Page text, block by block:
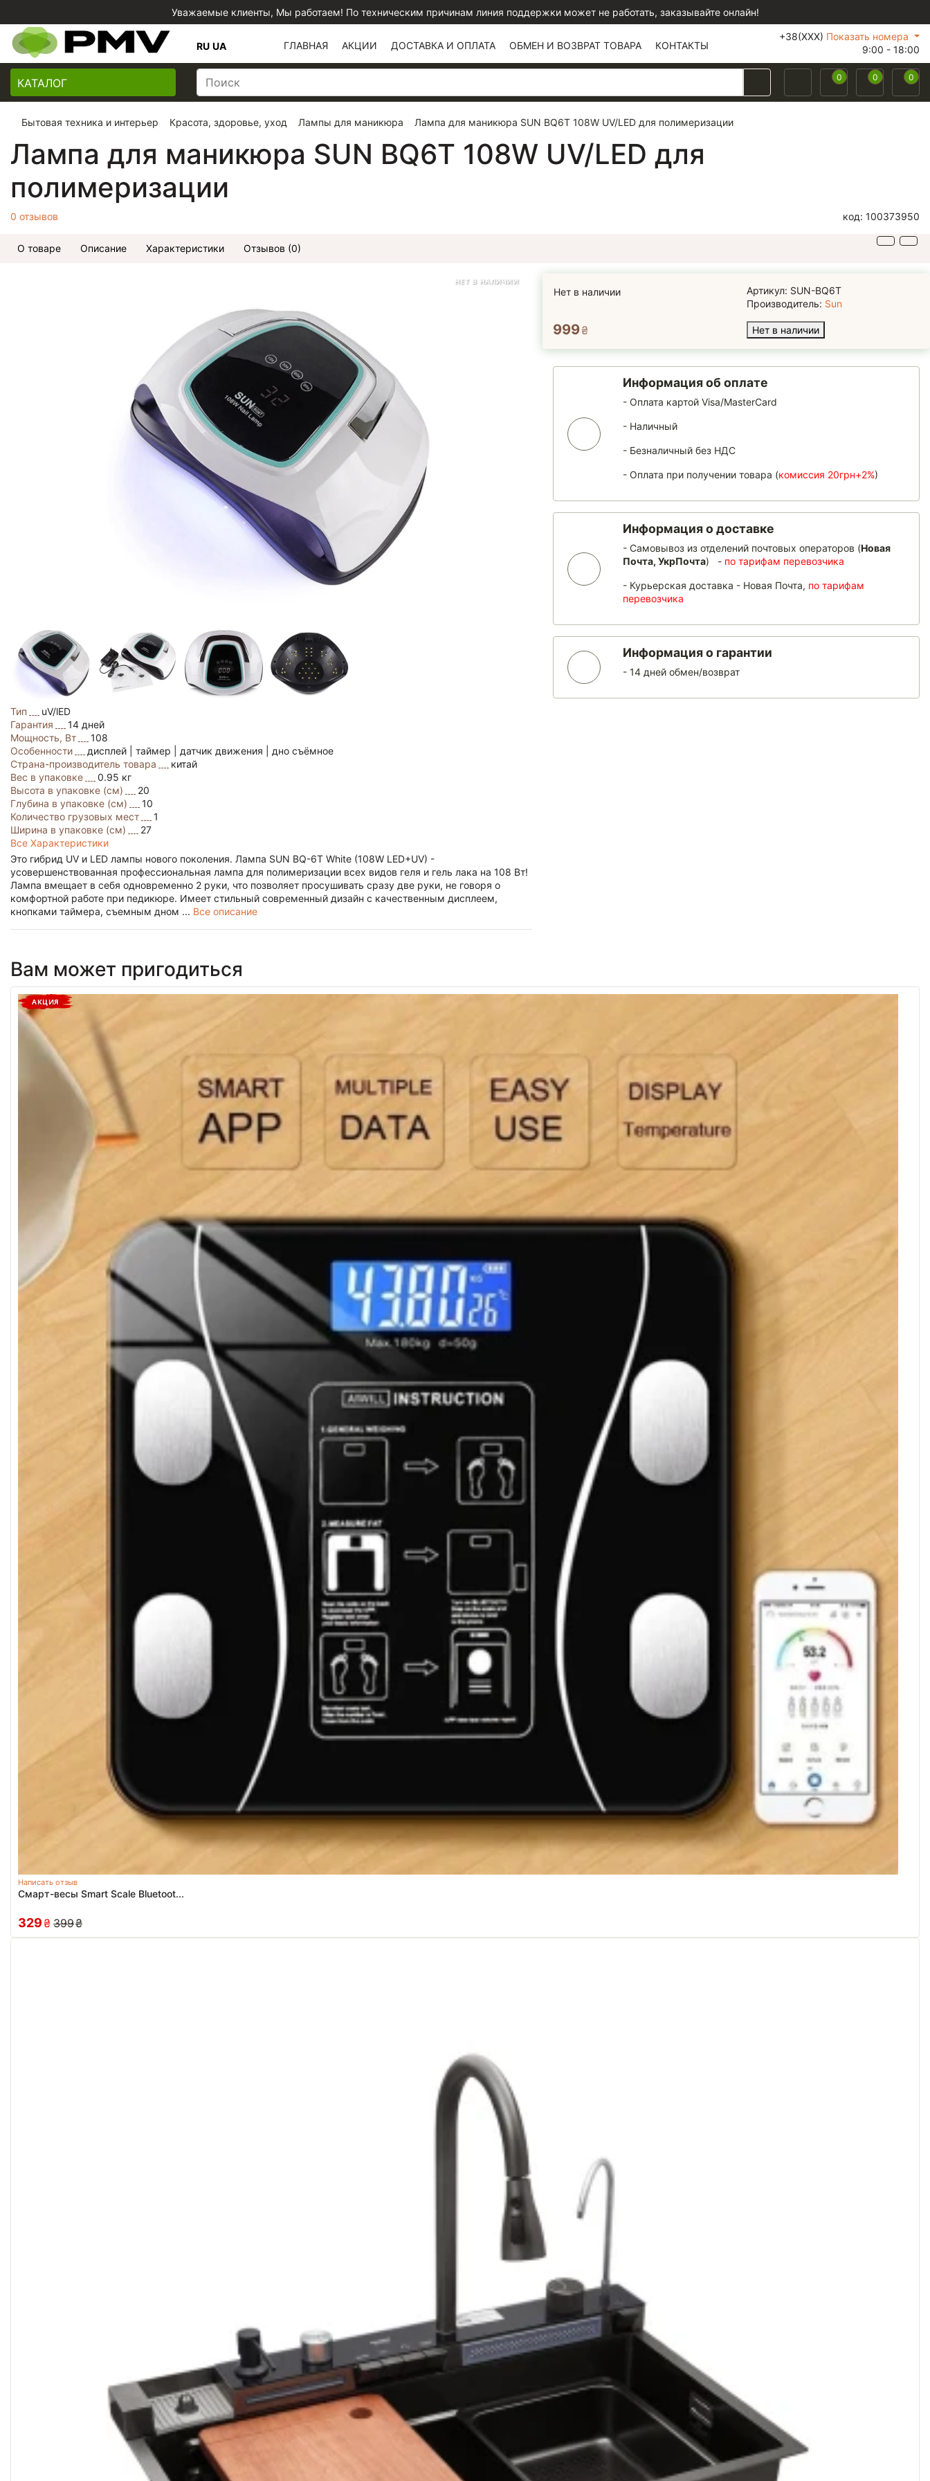
Уважаемые клиенты, Мы работаем! По техническим причинам линия поддержки может не работать, заказывайте онлайн!
RU UA ГЛАВНАЯ АКЦИИ ДОСТАВКА И ОПЛАТА ОБМЕН И ВОЗВРАТ ТОВАРА КОНТАКТЫ
+38(XXX) Показать номера
9:00 - 18:00
КАТАЛОГ 0 0 0
Бытовая техника и интерьер Красота, здоровье, уход Лампы для маникюра Лампа для маникюра SUN BQ6T 108W UV/LED для полимеризации
Лампа для маникюра SUN BQ6T 108W UV/LED для
полимеризации
0 отзывов код: 100373950
О товаре Описание Характеристики Отзывов (0)
НЕТ В НАЛИЧИИ
Тип
uV/lED
Гарантия
14 дней
Мощность, Вт
108
Особенности
дисплей | таймер | датчик движения | дно съёмное
Страна-производитель товара
китай
Вес в упаковке
0.95 кг
Высота в упаковке (см)
20
Глубина в упаковке (см)
10
Количество грузовых мест
1
Ширина в упаковке (см)
27
Все Характеристики
Это гибрид UV и LED лампы нового поколения. Лампа SUN BQ-6T White (108W LED+UV) -
усовершенствованная профессиональная лампа для полимеризации всех видов геля и гель лака на 108 Вт!
Лампа вмещает в себя одновременно 2 руки, что позволяет просушивать сразу две руки, не говоря о
комфортной работе при педикюре. Имеет стильный современный дизайн c качественным дисплеем,
кнопками таймера, съемным дном ... Все описание
Нет в наличии
Артикул: SUN-BQ6T
Производитель: Sun
999₴ Нет в наличии
Информация об оплате
- Оплата картой Visa/MasterCard
- Наличный
- Безналичный без НДС
- Оплата при получении товара (комиссия 20грн+2%)
Информация о доставке
- Самовывоз из отделений почтовых операторов (Новая
Почта, УкрПочта) - по тарифам перевозчика
- Курьерская доставка - Новая Почта, по тарифам
перевозчика
Информация о гарантии
- 14 дней обмен/возврат
Вам может пригодиться
АКЦИЯ
Написать отзыв
Смарт-весы Smart Scale Bluetoot...
329₴ 399₴